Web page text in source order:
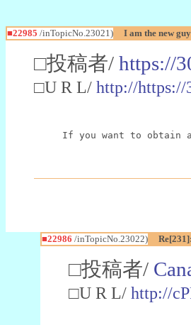
■22985 /inTopicNo.23021) I am the new guy
□投稿者/ https://
□U R L/ http://https://
If you want to obtain
■22986 /inTopicNo.23022)
□投稿者/
□U R L/ http://